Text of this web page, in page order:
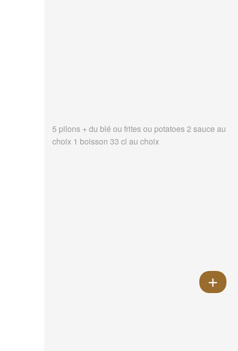
5 pilons + du blé ou frites ou potatoes 2 sauce au
choix 1 boisson 33 cl au choix